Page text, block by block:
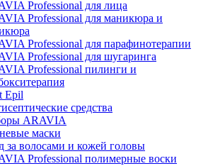
Professional для лица
Professional для маникюра и
Professional для парафинотерапии
Professional для шугаринга
Professional пилинги и
Epil
средства
ARAVIA
маски
за волосами и кожей головы
Professional полимерные воски